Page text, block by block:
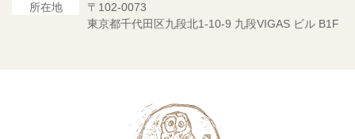
所在地
〒102-0073
東京都千代田区九段北1-10-9 九段VIGAS ビル B1F